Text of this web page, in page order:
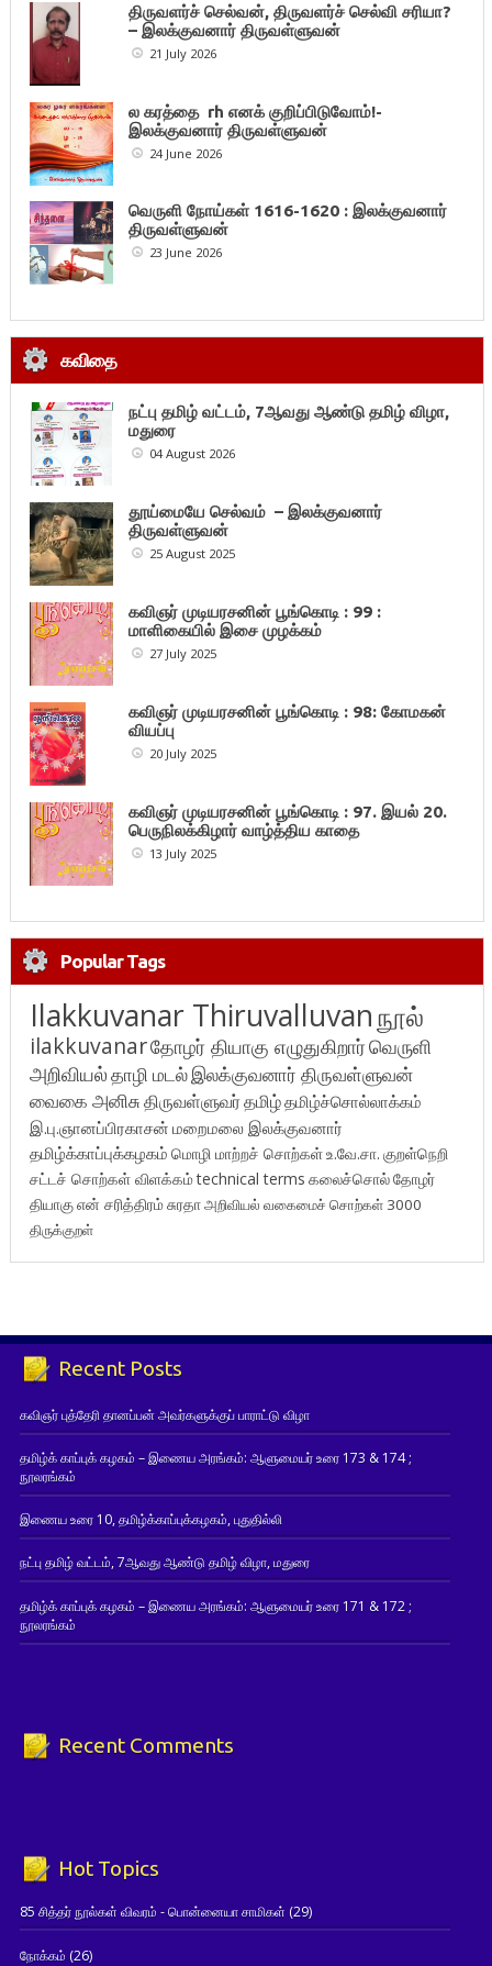
திருவளர்ச் செல்வன், திருவளர்ச் செல்வி சரியா?
– இலக்குவனார் திருவள்ளுவன்
21 July 2026
ல கரத்தை rh எனக் குறிப்பிடுவோம்!-
இலக்குவனார் திருவள்ளுவன்
24 June 2026
வெருளி நோய்கள் 1616-1620 : இலக்குவனார்
திருவள்ளுவன்
23 June 2026
கவிதை
நட்பு தமிழ் வட்டம், 7ஆவது ஆண்டு தமிழ் விழா,
மதுரை
04 August 2026
தூய்மையே செல்வம் – இலக்குவனார்
திருவள்ளுவன்
25 August 2025
கவிஞர் முடியரசனின் பூங்கொடி : 99 :
மாளிகையில் இசை முழக்கம்
27 July 2025
கவிஞர் முடியரசனின் பூங்கொடி : 98: கோமகன்
வியப்பு
20 July 2025
கவிஞர் முடியரசனின் பூங்கொடி : 97. இயல் 20.
பெருநிலக்கிழார் வாழ்த்திய காதை
13 July 2025
Popular Tags
Ilakkuvanar Thiruvalluvanநூல்
ilakkuvanarதோழர் தியாகு எழுதுகிறார்வெருளி
அறிவியல்தாழி மடல்இலக்குவனார் திருவள்ளுவன்
வைகை அனிசுதிருவள்ளுவர்தமிழ்தமிழ்ச்சொல்லாக்கம்
இ.பு.ஞானப்பிரகாசன் மறைமலை இலக்குவனார்
தமிழ்க்காப்புக்கழகம் மொழி மாற்றச் சொற்கள்உ.வே.சா. குறள்நெறி
சட்டச் சொற்கள் விளக்கம்technical terms கலைச்சொல்தோழர்
தியாகுஎன் சரித்திரம்சுரதாஅறிவியல் வகைமைச் சொற்கள் 3000
திருக்குறள்
Recent Posts
கவிஞர் புத்தேரி தானப்பன் அவர்களுக்குப் பாராட்டு விழா
தமிழ்க் காப்புக் கழகம் – இணைய அரங்கம்: ஆளுமையர் உரை 173 & 174 ;
நூலரங்கம்
இணைய உரை 10, தமிழ்க்காப்புக்கழகம், புதுதில்லி
நட்பு தமிழ் வட்டம், 7ஆவது ஆண்டு தமிழ் விழா, மதுரை
தமிழ்க் காப்புக் கழகம் – இணைய அரங்கம்: ஆளுமையர் உரை 171 & 172 ;
நூலரங்கம்
Recent Comments
Hot Topics
85 சித்தர் நூல்கள் விவரம் - பொன்னையா சாமிகள் (29)
நோக்கம் (26)